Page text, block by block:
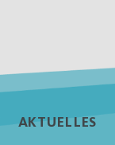
AKTUELLES